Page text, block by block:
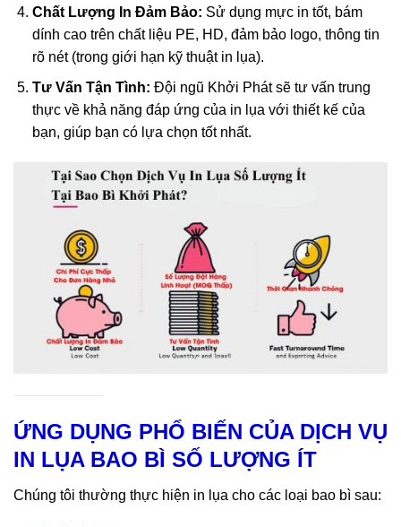
Chất Lượng In Đảm Bảo: Sử dụng mực in tốt, bám
dính cao trên chất liệu PE, HD, đảm bảo logo, thông tin
rõ nét (trong giới hạn kỹ thuật in lụa).
Tư Vấn Tận Tình: Đội ngũ Khởi Phát sẽ tư vấn trung
thực về khả năng đáp ứng của in lụa với thiết kế của
bạn, giúp bạn có lựa chọn tốt nhất.
ỨNG DỤNG PHỔ BIẾN CỦA DỊCH VỤ
IN LỤA BAO BÌ SỐ LƯỢNG ÍT
Chúng tôi thường thực hiện in lụa cho các loại bao bì sau: